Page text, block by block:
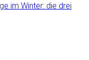
im Winter: die drei